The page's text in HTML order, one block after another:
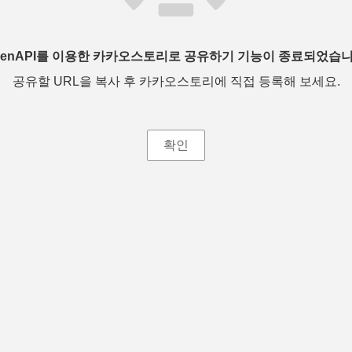
를 이용한 카카오스토리로 공유하기 기능이 종료되었습
공유할 URL을 복사 후 카카오스토리에 직접 등록해 보세요.
확인